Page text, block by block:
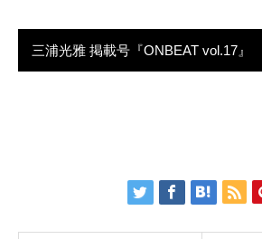
三浦光雅 掲載号『ONBEAT vol.17』